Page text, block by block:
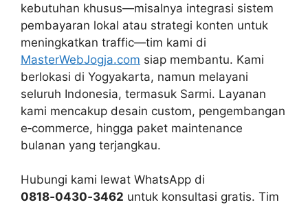
kebutuhan khusus—misalnya integrasi sistem
pembayaran lokal atau strategi konten untuk
meningkatkan traffic—tim kami di
MasterWebJogja.com siap membantu. Kami
berlokasi di Yogyakarta, namun melayani
seluruh Indonesia, termasuk Sarmi. Layanan
kami mencakup desain custom, pengembangan
e‑commerce, hingga paket maintenance
bulanan yang terjangkau.
Hubungi kami lewat WhatsApp di
0818‑0430‑3462 untuk konsultasi gratis. Tim